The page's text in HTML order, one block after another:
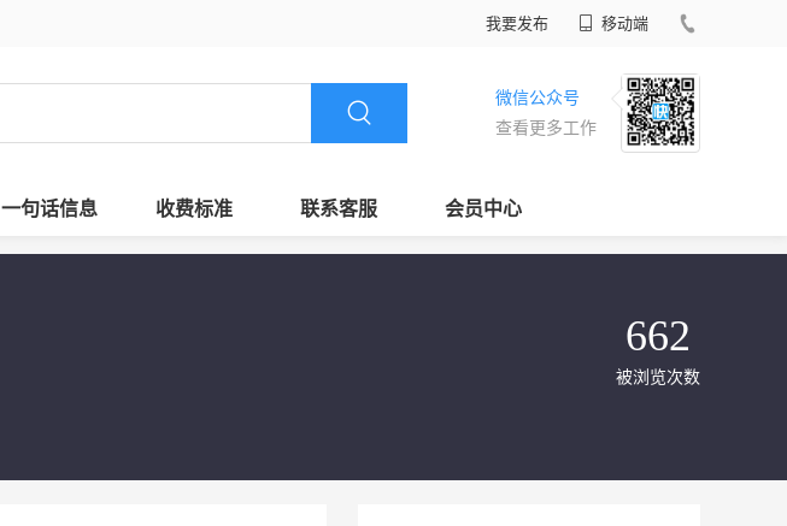
我要发布 移动端
微信公众号
查看更多工作
一句话信息 收费标准 联系客服 会员中心
662
被浏览次数